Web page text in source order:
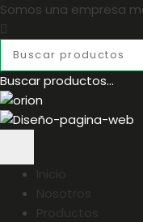
Somos una empresa
Buscar productos...
Inicio
Nosotros
Productos